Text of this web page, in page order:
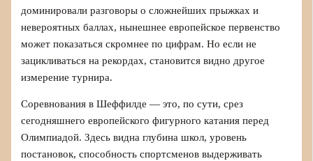
доминировали разговоры о сложнейших прыжках и
невероятных баллах, нынешнее европейское первенство
может показаться скромнее по цифрам. Но если не
зацикливаться на рекордах, становится видно другое
измерение турнира.
Соревнования в Шеффилде — это, по сути, срез
сегодняшнего европейского фигурного катания перед
Олимпиадой. Здесь видна глубина школ, уровень
постановок, способность спортсменов выдерживать